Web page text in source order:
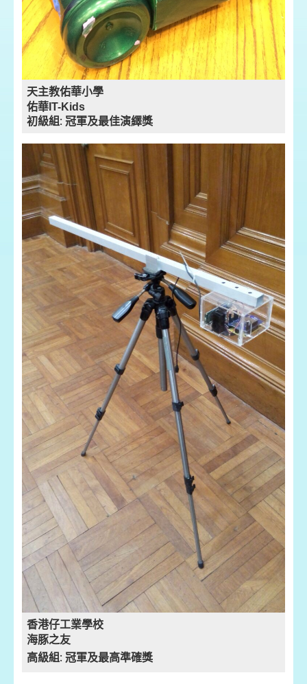
天主教佑華小學
佑華IT-Kids
初級組: 冠軍及最佳演繹獎
香港仔工業學校
海豚之友
高級組: 冠軍及最高準確獎